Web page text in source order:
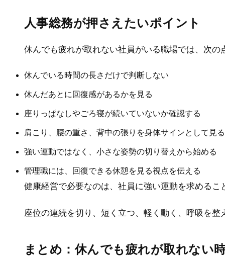
人事総務が押さえたいポイント
休んでも疲れが取れない社員がいる職場では、次
休んでいる時間の長さだけで判断しない
休んだあとに回復感があるかを見る
座りっぱなしやごろ寝が続いていないか確認する
肩こり、腰の重さ、背中の張りを身体サインとして見る
強い運動ではなく、小さな姿勢の切り替えから始める
管理職には、回復できる休憩を見る視点を伝える
健康経営で必要なのは、社員に強い運動を求めるこ
座位の連続を切り、短く立つ、軽く動く、呼吸を
まとめ：休んでも疲れが取れない